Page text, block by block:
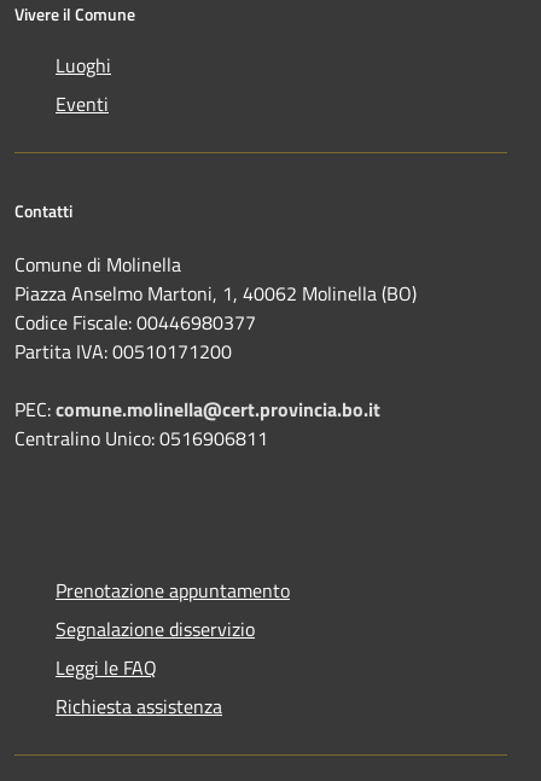
Vivere il Comune
Luoghi
Eventi
Contatti
Comune di Molinella
Piazza Anselmo Martoni, 1, 40062 Molinella (BO)
Codice Fiscale: 00446980377
Partita IVA: 00510171200
PEC:comune.molinella@cert.provincia.bo.it
Centralino Unico: 0516906811
Prenotazione appuntamento
Segnalazione disservizio
Leggi le FAQ
Richiesta assistenza